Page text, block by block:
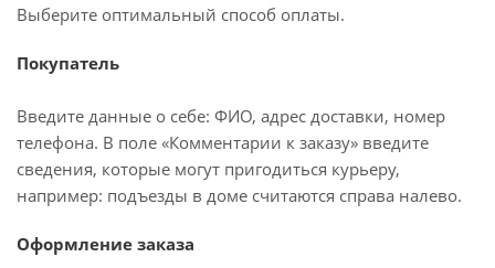
Выберите оптимальный способ оплаты.
Покупатель
Введите данные о себе: ФИО, адрес доставки, номер
телефона. В поле «Комментарии к заказу» введите
сведения, которые могут пригодиться курьеру,
например: подъезды в доме считаются справа налево.
Оформление заказа